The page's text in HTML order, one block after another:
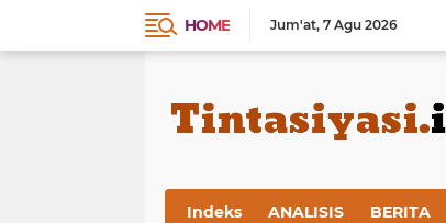
HOME Jum'at 7 Agu 2026
Indeks ANALISIS BERITA